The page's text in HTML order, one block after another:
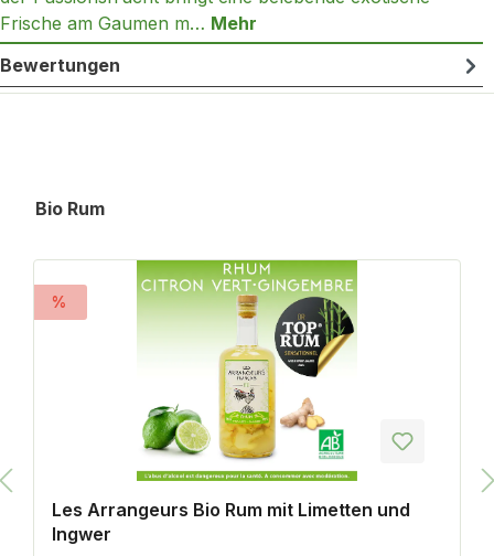
Frische am Gaumen m… Mehr
Bewertungen
Produktgalerie überspringen
Bio Rum
%
Les Arrangeurs Bio Rum mit Limetten und
Ingwer